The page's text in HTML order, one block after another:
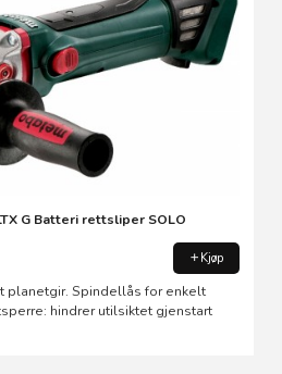
G Batteri rettsliper SOLO
Kjøp
planetgir. Spindellås for enkelt
hindrer utilsiktet gjenstart